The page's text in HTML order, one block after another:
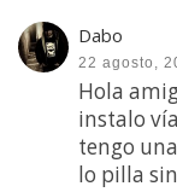
Dabo
22 agosto,
Hola
instalo
tengo
lo pilla